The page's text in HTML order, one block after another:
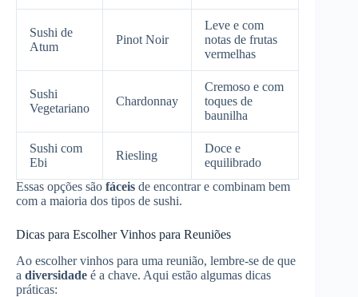
Sushi de
Atum
Pinot Noir
Leve e com
notas de frutas
vermelhas
Sushi
Vegetariano
Chardonnay
Cremoso e com
toques de
baunilha
Sushi com
Ebi
Riesling
Doce e
equilibrado
Essas opções são fáceis de encontrar e combinam bem
com a maioria dos tipos de sushi.
Dicas para Escolher Vinhos para Reuniões
Ao escolher vinhos para uma reunião, lembre-se de que
a diversidade é a chave. Aqui estão algumas dicas
práticas: